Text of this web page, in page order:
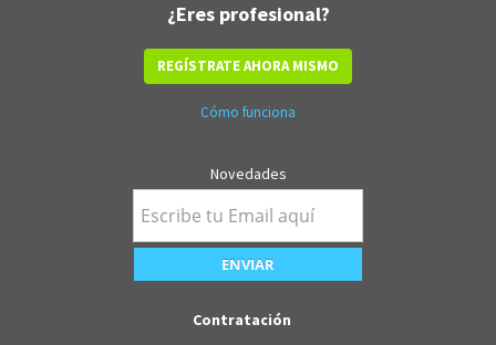
¿Eres profesional?
REGÍSTRATE AHORA MISMO
Cómo funciona
Novedades
Contratación